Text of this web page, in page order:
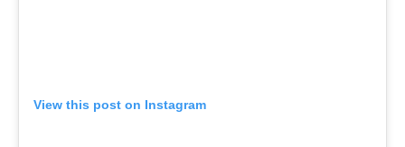
View this post on Instagram